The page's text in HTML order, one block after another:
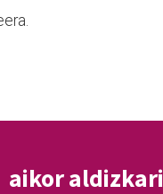
aikor